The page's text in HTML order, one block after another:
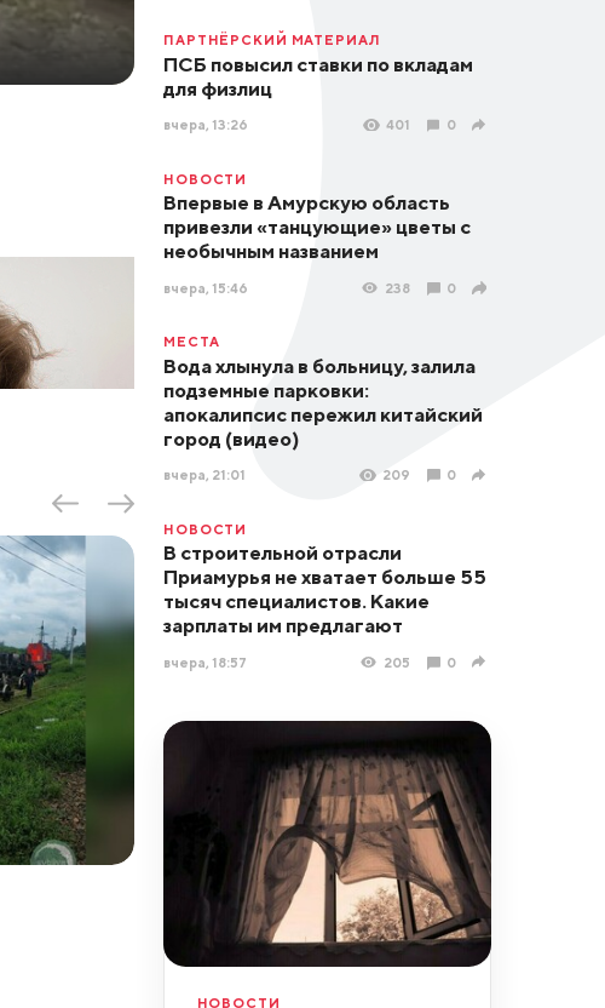
ПАРТНЁРСКИЙ МАТЕРИАЛ
ПСБ повысил ставки по вкладам
для физлиц
вчера, 13:26 401 0
НОВОСТИ
Впервые в Амурскую область
привезли «танцующие» цветы с
необычным названием
вчера, 15:46 238 0
МЕСТА
Вода хлынула в больницу, залила
подземные парковки:
апокалипсис пережил китайский
город (видео)
вчера, 21:01 209 0
НОВОСТИ
В строительной отрасли
Приамурья не хватает больше 55
тысяч специалистов. Какие
зарплаты им предлагают
вчера, 18:57 205 0
НОВОСТИ